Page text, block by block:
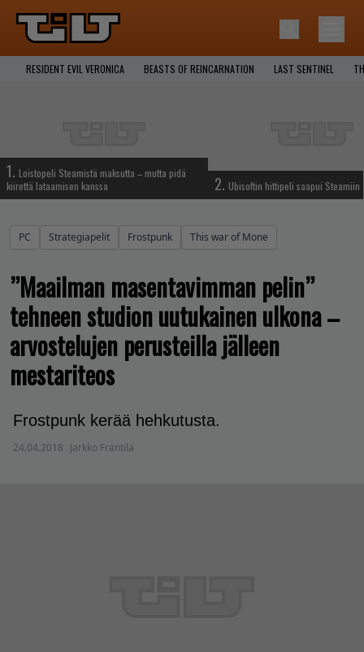
RESIDENT EVIL VERONICA BEASTS OF REINCARNATION LAST SENTINEL
1. Loistopeli Steamistä maksutta – mutta pidä
kiirettä lataamisen kanssa
2. Ubisoftin hittipeli saapui Steamiin
PC Strategiapelit Frostpunk This war of Mone
”Maailman masentavimman pelin”
tehneen studion uutukainen ulkona –
arvostelujen perusteilla jälleen
mestariteos
Frostpunk kerää hehkutusta.
24.04.2018 Jarkko Fräntilä